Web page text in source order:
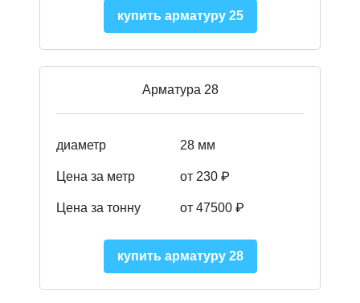
купить арматуру 25
Арматура 28
диаметр 28 мм
Цена за метр от 230 ₽
Цена за тонну от 47500 ₽
купить арматуру 28